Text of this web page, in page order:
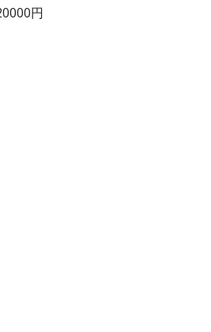
円